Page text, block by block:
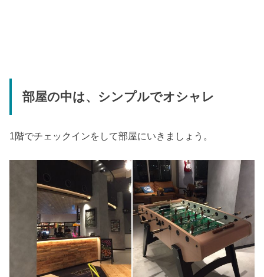
部屋の中は、シンプルでオシャレ
1階でチェックインをして部屋にいきましょう。